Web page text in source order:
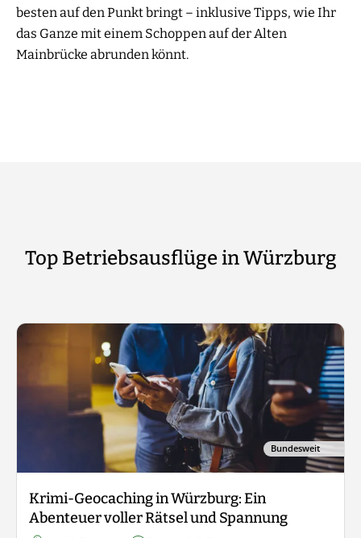
besten auf den Punkt bringt – inklusive Tipps, wie Ihr
das Ganze mit einem Schoppen auf der Alten
Mainbrücke abrunden könnt.
Top Betriebsausflüge in Würzburg
Bundesweit
Krimi-Geocaching in Würzburg: Ein
Abenteuer voller Rätsel und Spannung